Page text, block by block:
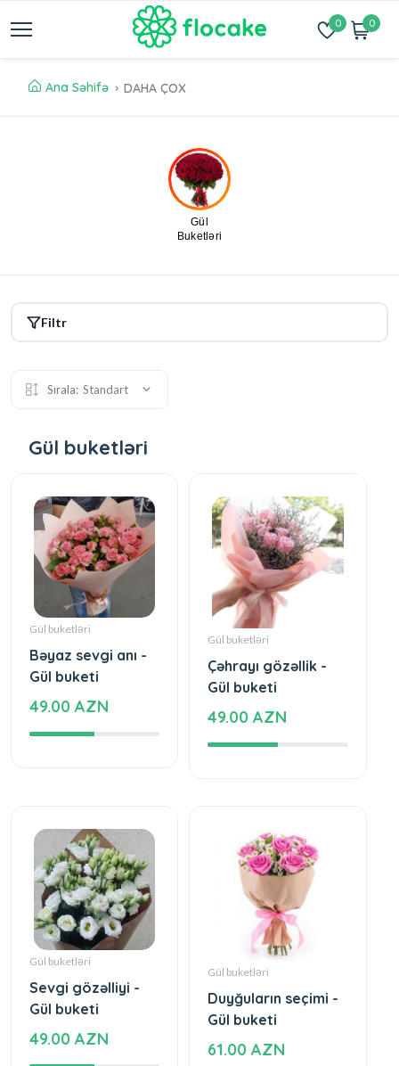
0 0
Ana Səhifə DAHA ÇOX
Gül
Buketləri
Filtr
Sırala: Standart
Gül buketləri
Gül buketləri
Bəyaz sevgi anı -
Gül buketi
49.00 AZN
Gül buketləri
Çəhrayı gözəllik -
Gül buketi
49.00 AZN
Gül buketləri
Sevgi gözəlliyi -
Gül buketi
49.00 AZN
Gül buketləri
Duyğuların seçimi -
Gül buketi
61.00 AZN